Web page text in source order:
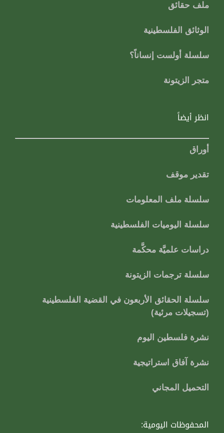
ملف حقائق
الوثائق الفلسطينية
سلسلة أولست إنساناً؟
متجر الزيتونة
انظر أيضاً
أوراق
تقدير موقف
سلسلة ملف المعلومات
سلسلة اليوميات الفلسطينية
دراسات علميَّة محكَّمة
سلسلة ترجمات الزيتونة
سلسلة الحقائق الأربعون في القضية الفلسطينية
(تسجيلات مرئية)
نشرة فلسطين اليوم
نشرة آفاق استراتيجية
التحميل المجاني
المحفوظات اليومية: